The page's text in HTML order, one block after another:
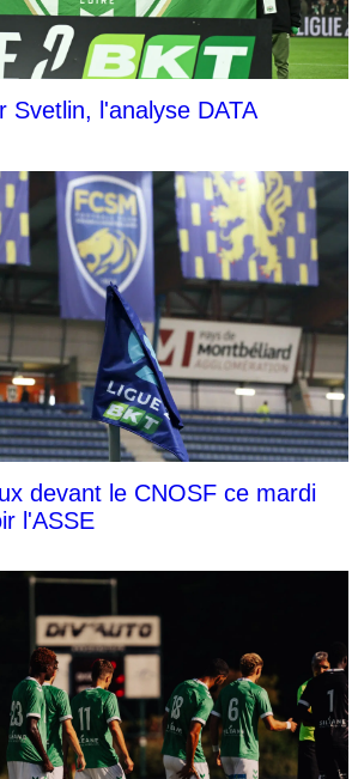
Svetlin, l'analyse DATA
devant le CNOSF ce mardi
l'ASSE